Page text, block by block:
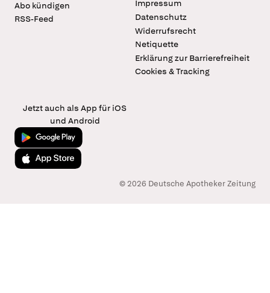
Abo kündigen
RSS-Feed
Impressum
Datenschutz
Widerrufsrecht
Netiquette
Erklärung zur Barrierefreiheit
Cookies & Tracking
Jetzt auch als App für iOS
und Android
Jetzt bei Google Play
Laden im App Store
© 2026 Deutsche Apotheker Zeitung